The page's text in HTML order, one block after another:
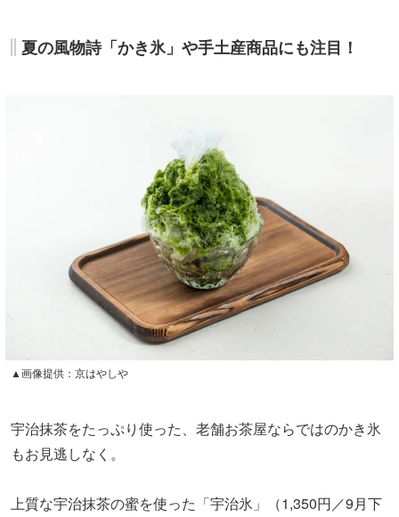
夏の風物詩「かき氷」や手土産商品にも注目！
▲画像提供：京はやしや
宇治抹茶をたっぷり使った、老舗お茶屋ならではのかき氷
もお見逃しなく。
上質な宇治抹茶の蜜を使った「宇治氷」（1,350円／9月下